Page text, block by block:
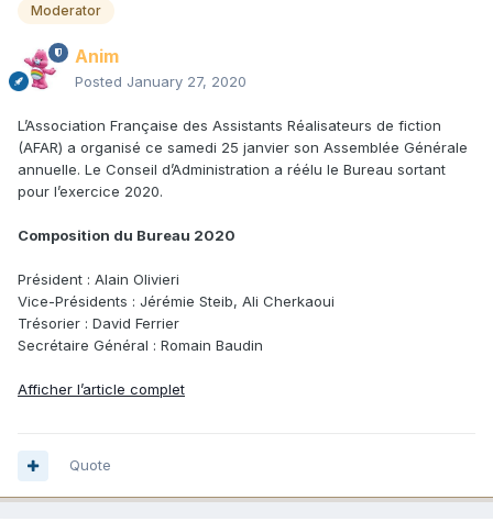
Moderator
Anim
Posted January 27, 2020
L’Association Française des Assistants Réalisateurs de fiction
(AFAR) a organisé ce samedi 25 janvier son Assemblée Générale
annuelle. Le Conseil d’Administration a réélu le Bureau sortant
pour l’exercice 2020.
Composition du Bureau 2020
Président : Alain Olivieri
Vice-Présidents : Jérémie Steib, Ali Cherkaoui
Trésorier : David Ferrier
Secrétaire Général : Romain Baudin
Afficher l’article complet
Quote